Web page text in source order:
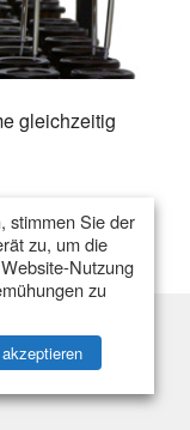
gleichzeitig
Preis & Angebot
stimmen Sie der
zu, um die
Nutzung
zu